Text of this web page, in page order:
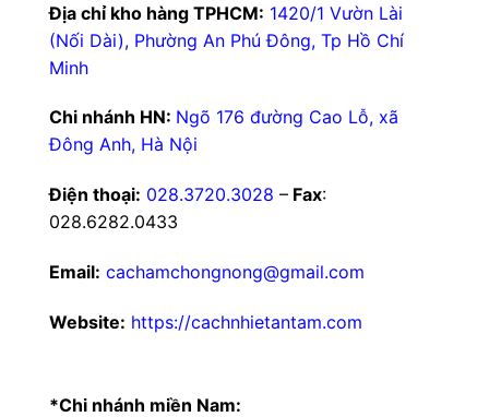
Địa chỉ kho hàng TPHCM: 1420/1 Vườn Lài
(Nối Dài), Phường An Phú Đông, Tp Hồ Chí
Minh
Chi nhánh HN: Ngõ 176 đường Cao Lỗ, xã
Đông Anh, Hà Nội
Điện thoại: 028.3720.3028 – Fax:
028.6282.0433
Email: cachamchongnong@gmail.com
Website: https://cachnhietantam.com
*Chi nhánh miền Nam: